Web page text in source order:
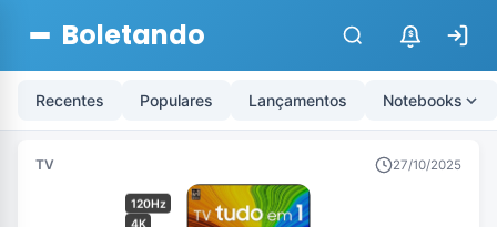
Boletando $
Recentes Populares Lançamentos Notebooks
TV 27/10/2025
120Hz
4K